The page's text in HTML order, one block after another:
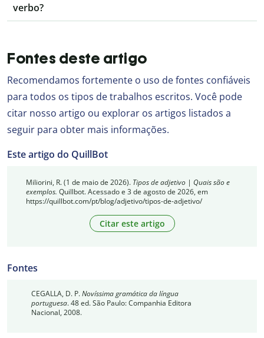
verbo?
Fontes deste artigo
Recomendamos fortemente o uso de fontes confiáveis
para todos os tipos de trabalhos escritos. Você pode
citar nosso artigo ou explorar os artigos listados a
seguir para obter mais informações.
Este artigo do QuillBot
Miliorini, R. (1 de maio de 2026). Tipos de adjetivo | Quais são e
exemplos. Quillbot. Acessado e 3 de agosto de 2026, em
https://quillbot.com/pt/blog/adjetivo/tipos-de-adjetivo/
Citar este artigo
Fontes
CEGALLA, D. P.Novíssima gramática da língua
portuguesa. 48 ed. São Paulo: Companhia Editora
Nacional, 2008.